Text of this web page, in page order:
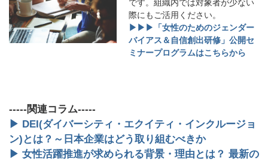
です。組織内では対象者が少ない
際にもご活用ください。
▶▶▶「女性のためのジェンダー
バイアス＆自信創出研修」公開セ
ミナープログラムはこちらから
-----関連コラム-----
▶ DEI(ダイバーシティ・エクイティ・インクルージョ
ン)とは？～日本企業はどう取り組むべきか
▶ 女性活躍推進が求められる背景・理由とは？ 最新の